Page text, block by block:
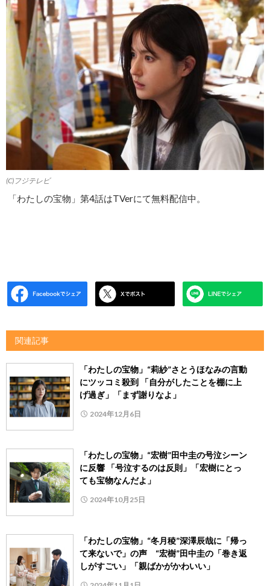
(C)フジテレビ
「わたしの宝物」第4話はTVerにて無料配信中。
関連記事
「わたしの宝物」“莉紗”さとうほなみの言動
にツッコミ殺到 「自分がしたことを棚に上
げ過ぎ」「まず謝りなよ」
2024年12月6日
「わたしの宝物」“宏樹”田中圭の号泣シーン
に反響 「号泣するのは反則」「宏樹にとっ
ても宝物なんだよ」
2024年10月25日
「わたしの宝物」“冬月稜”深澤辰哉に「帰っ
て来ないで」の声 “宏樹”田中圭の「巻き返
しがすごい」「親ばかがかわいい」